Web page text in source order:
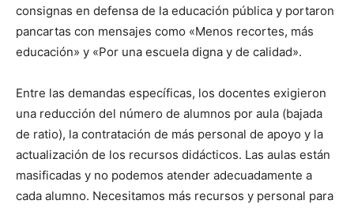
consignas en defensa de la educación pública y portaron
pancartas con mensajes como «Menos recortes, más
educación» y «Por una escuela digna y de calidad».
Entre las demandas específicas, los docentes exigieron
una reducción del número de alumnos por aula (bajada
de ratio), la contratación de más personal de apoyo y la
actualización de los recursos didácticos. Las aulas están
masificadas y no podemos atender adecuadamente a
cada alumno. Necesitamos más recursos y personal para